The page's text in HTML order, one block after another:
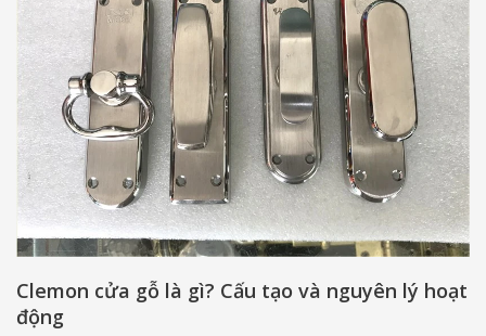
Clemon cửa gỗ là gì? Cấu tạo và nguyên lý hoạt
động